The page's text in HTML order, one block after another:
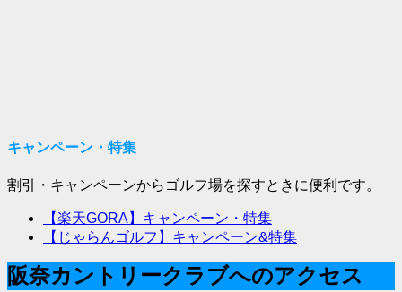
キャンペーン・特集
割引・キャンペーンからゴルフ場を探すときに便利です。
【楽天GORA】キャンペーン・特集
【じゃらんゴルフ】キャンペーン&特集
阪奈カントリークラブへのアクセス